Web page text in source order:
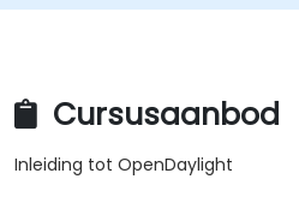
Cursusaanbod
Inleiding tot OpenDaylight